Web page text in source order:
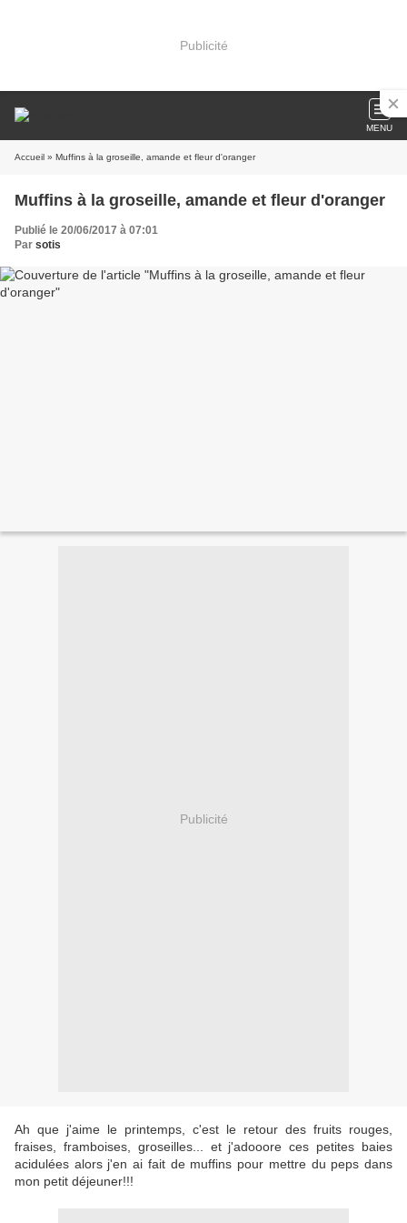
Publicité
MENU
Accueil » Muffins à la groseille, amande et fleur d'oranger
Muffins à la groseille, amande et fleur d'oranger
Publié le 20/06/2017 à 07:01
Par sotis
Publicité
Ah que j'aime le printemps, c'est le retour des fruits rouges,
fraises, framboises, groseilles... et j'adooore ces petites baies
acidulées alors j'en ai fait de muffins pour mettre du peps dans
mon petit déjeuner!!!